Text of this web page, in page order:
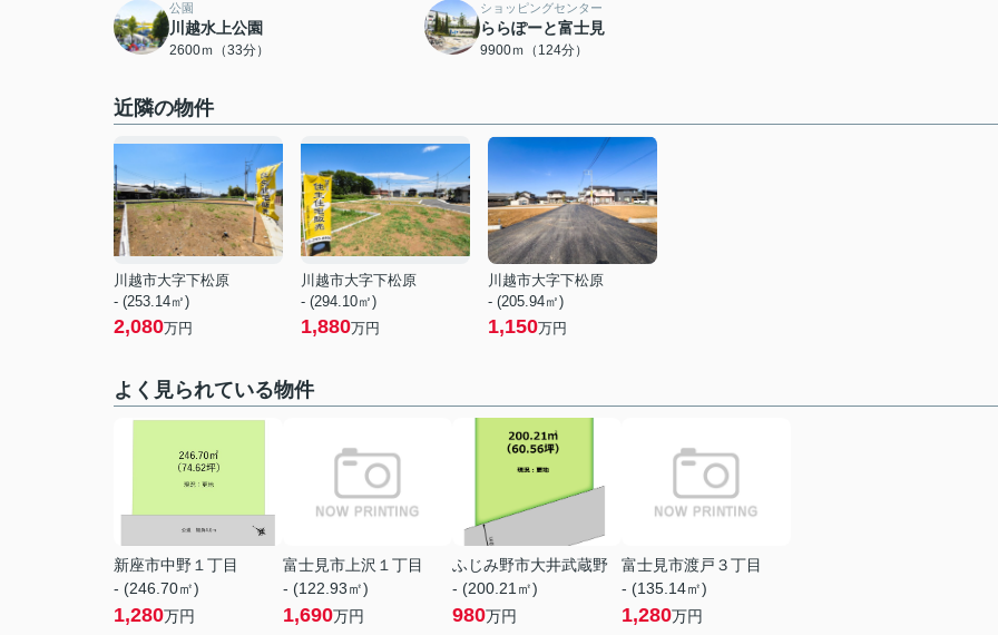
公園
川越水上公園
2600ｍ（33分）
ショッピングセンター
ららぽーと富士見
9900ｍ（124分）
近隣の物件
川越市大字下松原
- (253.14㎡)
2,080万円
川越市大字下松原
- (294.10㎡)
1,880万円
川越市大字下松原
- (205.94㎡)
1,150万円
よく見られている物件
新座市中野１丁目
- (246.70㎡)
1,280万円
富士見市上沢１丁目
- (122.93㎡)
1,690万円
ふじみ野市大井武蔵野
- (200.21㎡)
980万円
富士見市渡戸３丁目
- (135.14㎡)
1,280万円